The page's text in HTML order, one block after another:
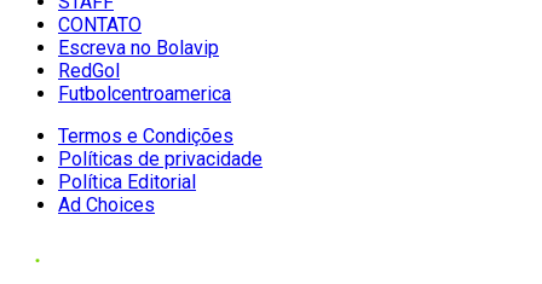
CONTATO
Escreva no Bolavip
RedGol
Futbolcentroamerica
Termos e Condições
Políticas de privacidade
Política Editorial
Ad Choices